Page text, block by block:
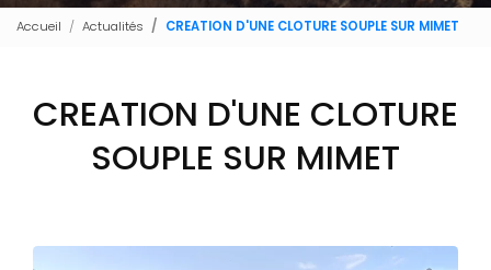
Accueil Actualités CREATION D'UNE CLOTURE SOUPLE SUR MIMET
CREATION D'UNE CLOTURE
SOUPLE SUR MIMET